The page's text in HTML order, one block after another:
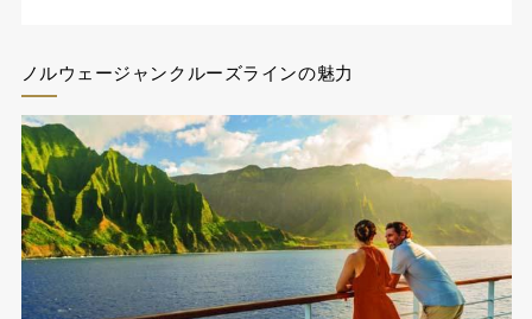
ノルウェージャンクルーズラインの魅力